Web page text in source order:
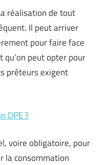
réalisation de tout
Il peut arriver
pour faire face
peut opter pour
prêteurs exigent
DPE ?
voire obligatoire, pour
la consommation